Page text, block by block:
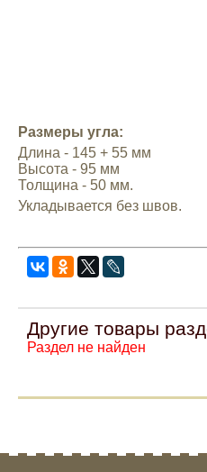
Размеры угла:
Длина - 145 + 55 мм
Высота - 95 мм
Толщина - 50 мм.
Укладывается без швов.
Другие товары
Раздел не найден
Opel
Renault
Suzuki
Volkswagen
УАЗ